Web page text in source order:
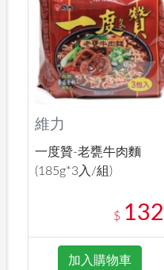
維力
一度贊-老甕牛肉麵
(185g*3入/組)
$ 132
加入購物車